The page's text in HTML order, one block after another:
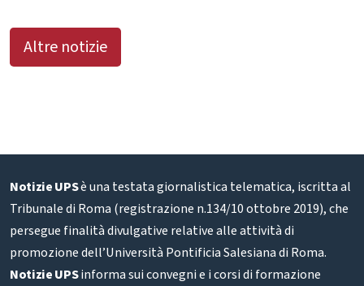
Altre notizie
Notizie UPSè una testata giornalistica telematica, iscritta al
Tribunale di Roma (registrazione n.134/10 ottobre 2019), che
persegue finalità divulgative relative alle attività di
promozione dell’Università Pontificia Salesiana di Roma.
Notizie UPSinforma sui convegni e i corsi di formazione